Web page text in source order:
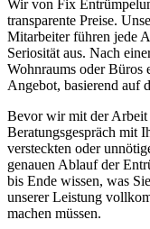
Wir von Fix
transparente Preise.
Mitarbeiter führen jede
Seriosität aus. Nach
Wohnraums oder Büros
Angebot, basierend auf
Bevor wir mit der Arbeit
Beratungsgespräch mit
versteckten oder
genauen Ablauf der
bis Ende wissen, was
unserer Leistung
machen müssen.